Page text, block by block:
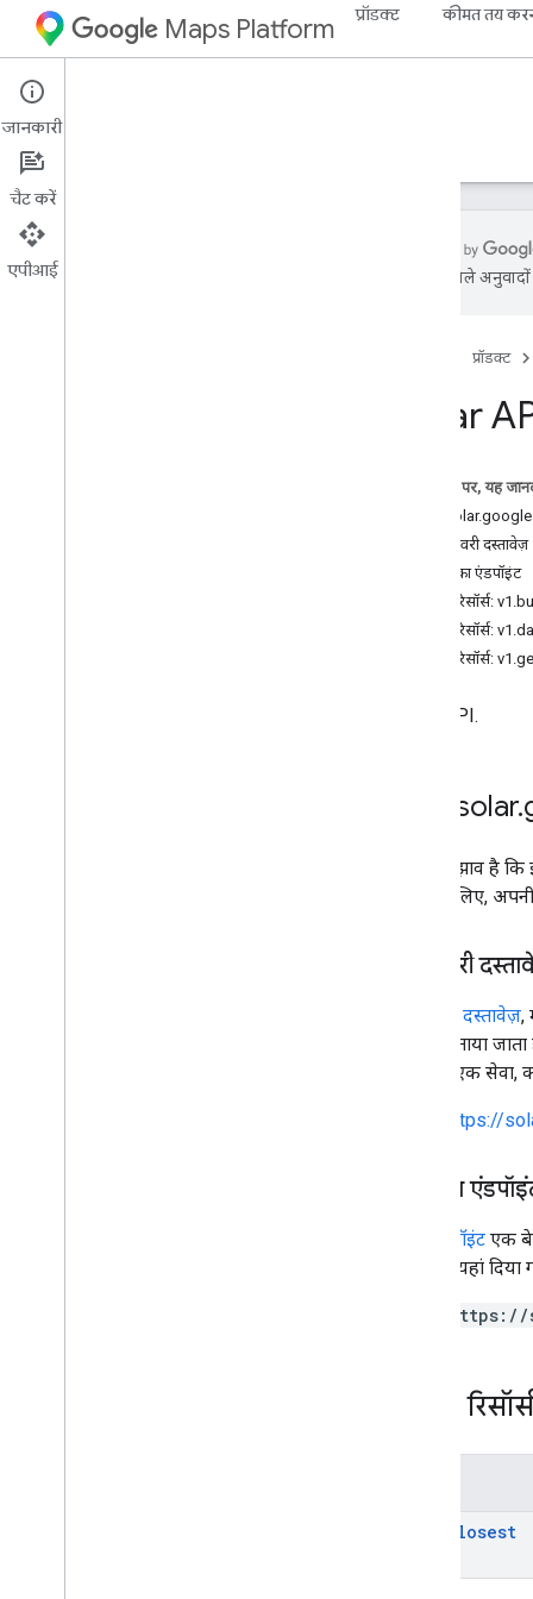
Maps Platform प्रॉडक्ट कीमत तय
Environment
गाइड
एआई से मिले
प्रॉडक्ट
Solar
इस पेज पर, यह
सेवा:
डिस्कवरी दस्तावेज़
सेवा का एंडपॉइंट
REST रिसॉर्स:
REST रिसॉर्स:
REST रिसॉर्स:
Solar API.
सेवा: solar.
हमारा सुझाव है
करने के लिए,
डिस्कवरी
डिस्कवरी दस्तावेज़,
तरीका बताया
जाता है. एक
https://
सेवा का
सेवा एंडपॉइंट एक
एंडपॉइंट यहां
https://
REST
Closest
जानकारी
चैट करें
एपीआई